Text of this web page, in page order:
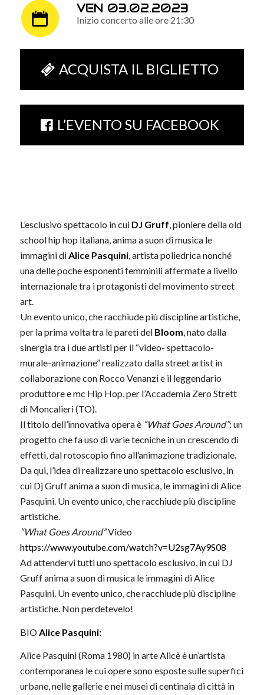
VEN 03.02.2023
Inizio concerto alle ore 21:30
ACQUISTA IL BIGLIETTO
L’EVENTO SU FACEBOOK
L’esclusivo spettacolo in cui DJ Gruff, pioniere della old
school hip hop italiana, anima a suon di musica le
immagini diAlice Pasquini, artista poliedrica nonché
una delle poche esponenti femminili affermate a livello
internazionale tra i protagonisti del movimento street
art.
Un evento unico, che racchiude più discipline artistiche,
per la prima volta tra le pareti del Bloom, nato dalla
sinergia tra i due artisti per il “video- spettacolo-
murale-animazione” realizzato dalla street artist in
collaborazione con Rocco Venanzi e il leggendario
produttore e mc Hip Hop, per l’Accademia Zero Strett
di Moncalieri (TO).
Il titolo dell’innovativa opera è “What Goes Around”: un
progetto che fa uso di varie tecniche in un crescendo di
effetti, dal rotoscopio fino all’animazione tradizionale.
Da qui, l’idea di realizzare uno spettacolo esclusivo, in
cui Dj Gruff anima a suon di musica, le immagini di Alice
Pasquini. Un evento unico, che racchiude più discipline
artistiche.
“What Goes Around”Video
https://www.youtube.com/watch?v=U2sg7Ay9S08
Ad attendervi tutti uno spettacolo esclusivo, in cui DJ
Gruff anima a suon di musica le immagini di Alice
Pasquini. Un evento unico, che racchiude più discipline
artistiche. Non perdetevelo!
BIO Alice Pasquini:
Alice Pasquini (Roma 1980) in arte Alicè è un’artista
contemporanea le cui opere sono esposte sulle superfici
urbane, nelle gallerie e nei musei di centinaia di città in